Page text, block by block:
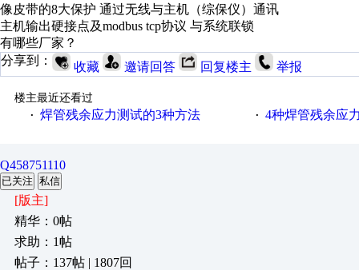
像皮带的8大保护 通过无线与主机（综保仪）通讯
主机输出硬接点及modbus tcp协议 与系统联锁
有哪些厂家？
分享到：
收藏 邀请回答 回复楼主 举报
楼主最近还看过
· 焊管残余应力测试的3种方法 · 4种焊管残余应
Q458751110
已关注 私信
[版主]
精华：0帖
求助：1帖
帖子：137帖 | 1807回